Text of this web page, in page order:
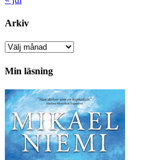
Arkiv
Arkiv
Min läsning